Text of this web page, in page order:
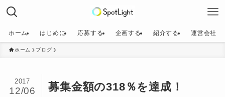
ホーム はじめに 応募する 企画する 紹介する 運営会社
ホーム ブログ
募集金額の318％を達成！
2017
12/06